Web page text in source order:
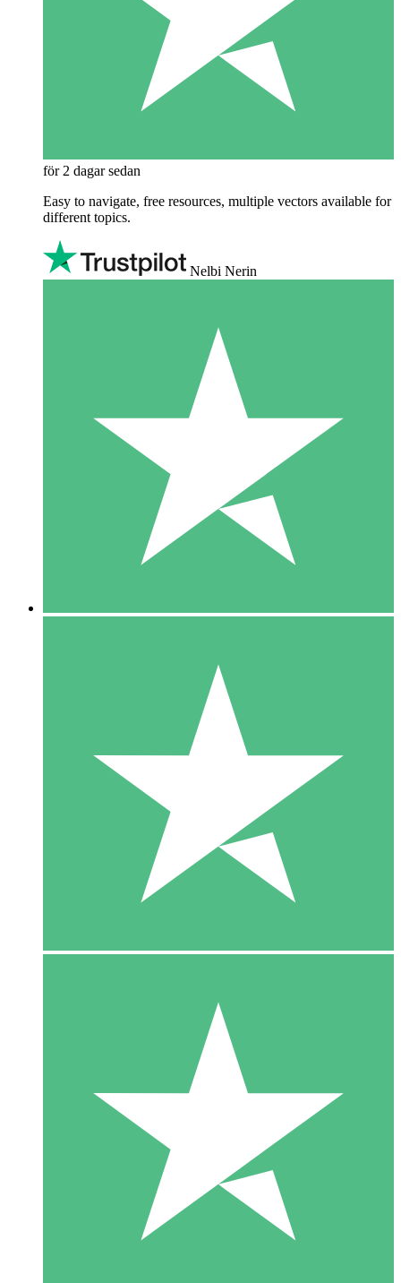
för 2 dagar sedan
Easy to navigate, free resources, multiple vectors available for
different topics.
Nelbi Nerin